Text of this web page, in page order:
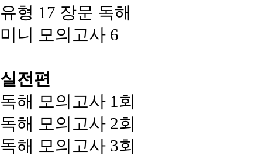
유형 17 장문 독해
미니 모의고사 6
실전편
독해 모의고사 1회
독해 모의고사 2회
독해 모의고사 3회